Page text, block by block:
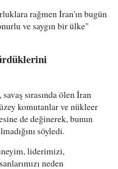
rağmen İran'ın bugün
ve saygın bir ülke"
sırasında ölen İran
komutanlar ve nükleer
de değinerek, bunun
söyledi.
liderimizi,
neden